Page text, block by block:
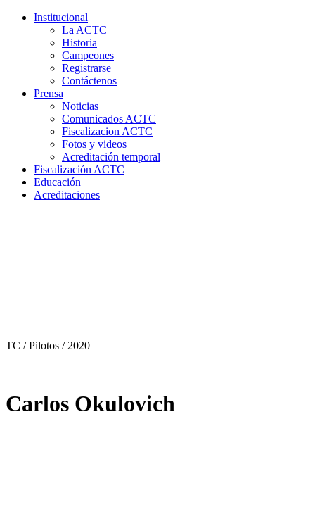
Institucional
La ACTC
Historia
Campeones
Registrarse
Contáctenos
Prensa
Noticias
Comunicados ACTC
Fiscalizacion ACTC
Fotos y videos
Acreditación temporal
Fiscalización ACTC
Educación
Acreditaciones
TC / Pilotos / 2020
Carlos Okulovich